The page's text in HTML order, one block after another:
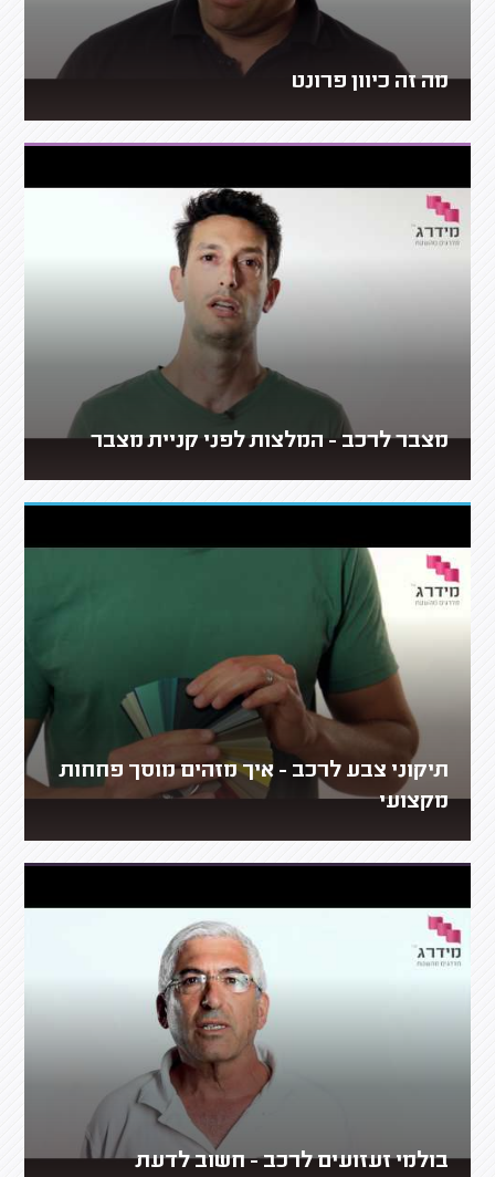
מה זה כיוון פרונט
מצבר לרכב - המלצות לפני קניית מצבר
תיקוני צבע לרכב - איך מזהים מוסך פחחות
מקצועי
בולמי זעזועים לרכב - חשוב לדעת